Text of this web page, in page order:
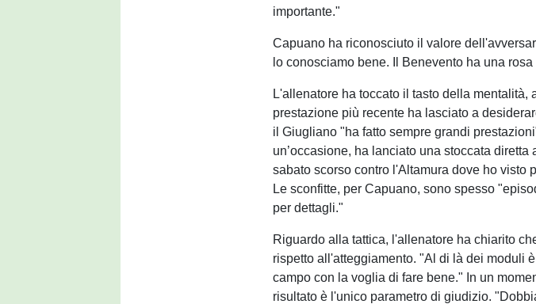
importante."
Capuano ha riconosciuto il valore
lo conosciamo bene. Il Benevento ha una
L'allenatore ha toccato il tasto della mentalità,
prestazione più recente ha lasciato a
il Giugliano "ha fatto sempre grandi
un’occasione, ha lanciato una stoccata
sabato scorso contro l'Altamura dove ho visto
Le sconfitte, per Capuano, sono spesso
per dettagli."
Riguardo alla tattica, l'allenatore ha chiarito
rispetto all'atteggiamento. "Al di là dei moduli
campo con la voglia di fare bene." In un
risultato è l'unico parametro di giudizio.